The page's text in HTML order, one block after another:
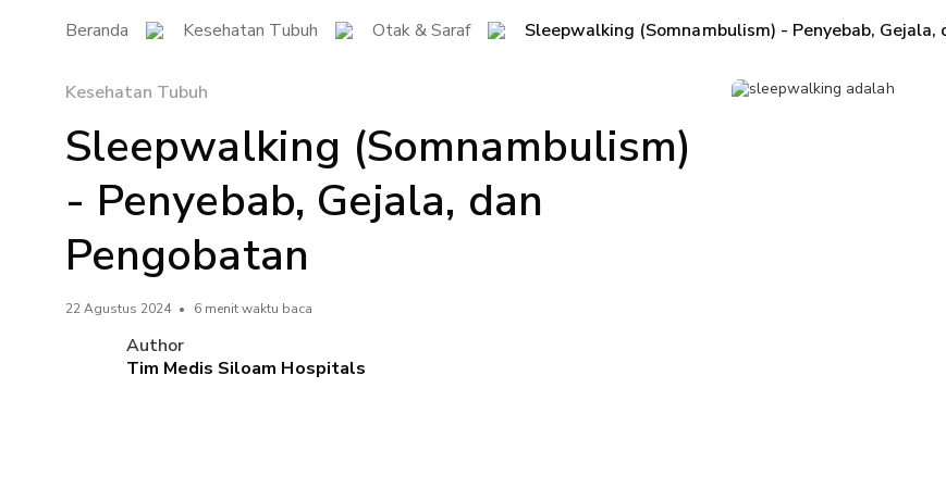
Beranda Kesehatan Tubuh Otak & Saraf Sleepwalking (Somnambulism) - Penyebab, Gejala,
Kesehatan Tubuh
Sleepwalking (Somnambulism)
- Penyebab, Gejala, dan
Pengobatan
22 Agustus 2024 • 6 menit waktu baca
Author
Tim Medis Siloam Hospitals